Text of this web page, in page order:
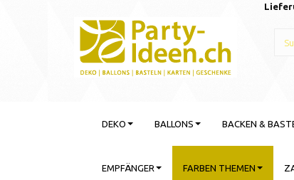
DEKO BALLONS BACKEN &
EMPFÄNGER FARBEN THEMEN